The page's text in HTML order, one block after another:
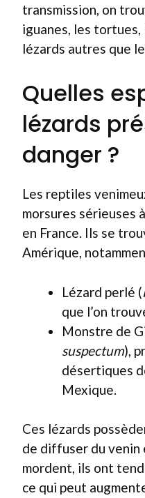
transmission, on
iguanes, les
lézards autres que
Quelles
lézards
danger ?
Les reptiles
morsures sérieuses
en France. Ils se
Amérique,
Lézard perlé (
que l’on
Monstre de
suspectum),
désertiques
Mexique.
Ces lézards
de diffuser du venin
mordent, ils ont
ce qui peut